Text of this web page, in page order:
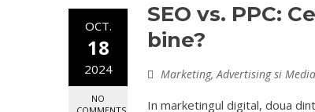
OCT.
18
2024
NO
SEO vs. PPC:
bine?
Marketing, Advertising si Media
In marketingul digital, doua